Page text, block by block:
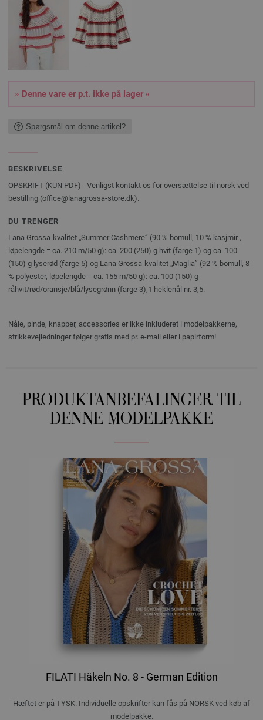
» Denne vare er p.t. ikke på lager «
Spørgsmål om denne artikel?
BESKRIVELSE
OPSKRIFT (KUN PDF) - Venligst kontakt os for oversættelse til norsk ved
bestilling (office@lanagrossa-store.dk).
DU TRENGER
Lana Grossa-kvalitet „Summer Cashmere” (90 % bomull, 10 % kasjmir ,
løpelengde = ca. 210 m/50 g): ca. 200 (250) g hvit (farge 1) og ca. 100
(150) g lyserød (farge 5) og Lana Grossa-kvalitet „Maglia” (92 % bomull, 8
% polyester, løpelengde = ca. 155 m/50 g): ca. 100 (150) g
råhvit/rød/oransje/blå/lysegrønn (farge 3);1 heklenål nr. 3,5.
Nåle, pinde, knapper, accessories er ikke inkluderet i modelpakkerne,
strikkevejledninger følger gratis med pr. e-mail eller i papirform!
PRODUKTANBEFALINGER TIL
DENNE MODELPAKKE
FILATI Häkeln No. 8 - German Edition
Hæftet er på TYSK. Individuelle opskrifter kan fås på NORSK ved køb af
modelpakke.